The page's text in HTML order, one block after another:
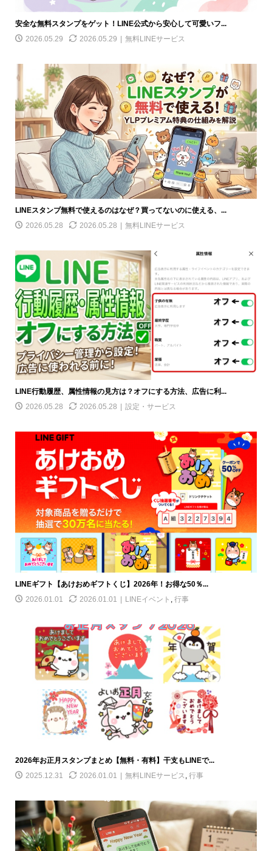
安全な無料スタンプをゲット！LINE公式から安心して可愛いフ...
2026.05.29
2026.05.29 無料LINEサービス
LINEスタンプ無料で使えるのはなぜ？買ってないのに使える、...
2026.05.28
2026.05.28 無料LINEサービス
LINE行動履歴、属性情報の見方は？オフにする方法、広告に利...
2026.05.28
2026.05.28 設定・サービス
LINEギフト【あけおめギフトくじ】2026年！お得な50％...
2026.01.01
2026.01.01 LINEイベント , 行事
2026年お正月スタンプまとめ【無料・有料】干支もLINEで...
2025.12.31
2026.01.01 無料LINEサービス 行事